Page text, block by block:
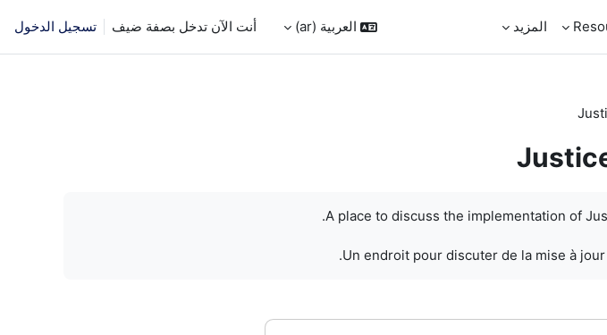
المزيد العربية ‎(ar)‎ أنت الآن تدخل بصفة ضيف تسجيل الدخول
A place to discuss the implementation of
Un endroit pour discuter de la mise à